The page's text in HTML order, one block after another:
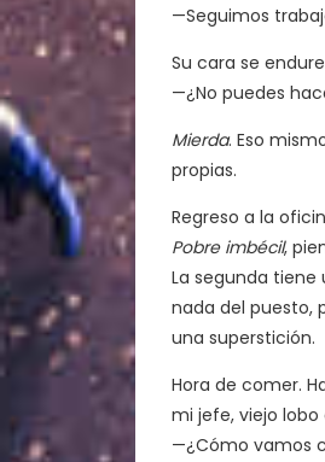
—Seguimos
Su cara se
—¿No puedes
Mierda. Eso
propias.
Regreso a la
Pobre imbécil,
La segunda tiene
nada del puesto,
una superstición.
Hora de comer.
mi jefe, viejo
—¿Cómo vamos